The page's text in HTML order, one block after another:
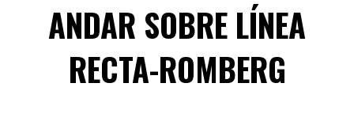
ANDAR SOBRE LÍNEA
RECTA-ROMBERG